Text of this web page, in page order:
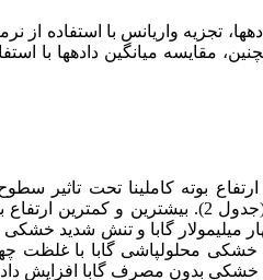
بوته کاملینا تحت تاثیر
متقابل هر دو عامل واقع شد (جدول 2).